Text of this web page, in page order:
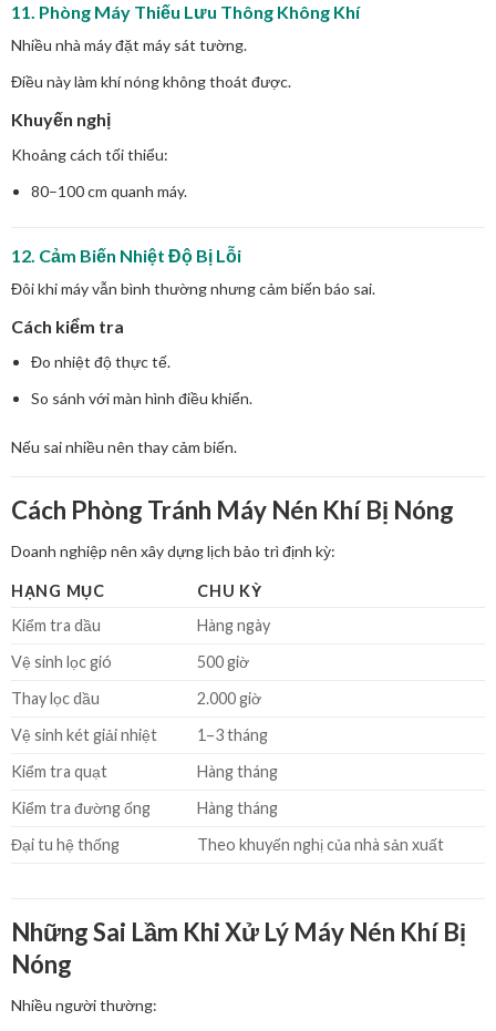
11. Phòng Máy Thiếu Lưu Thông Không Khí
Nhiều nhà máy đặt máy sát tường.
Điều này làm khí nóng không thoát được.
Khuyến nghị
Khoảng cách tối thiểu:
80–100 cm quanh máy.
12. Cảm Biến Nhiệt Độ Bị Lỗi
Đôi khi máy vẫn bình thường nhưng cảm biến báo sai.
Cách kiểm tra
Đo nhiệt độ thực tế.
So sánh với màn hình điều khiển.
Nếu sai nhiều nên thay cảm biến.
Cách Phòng Tránh Máy Nén Khí Bị Nóng
Doanh nghiệp nên xây dựng lịch bảo trì định kỳ:
HẠNG MỤC
CHU KỲ
Kiểm tra dầu
Hàng ngày
Vệ sinh lọc gió
500 giờ
Thay lọc dầu
2.000 giờ
Vệ sinh két giải nhiệt
1–3 tháng
Kiểm tra quạt
Hàng tháng
Kiểm tra đường ống
Hàng tháng
Đại tu hệ thống
Theo khuyến nghị của nhà sản xuất
Những Sai Lầm Khi Xử Lý Máy Nén Khí Bị
Nóng
Nhiều người thường: